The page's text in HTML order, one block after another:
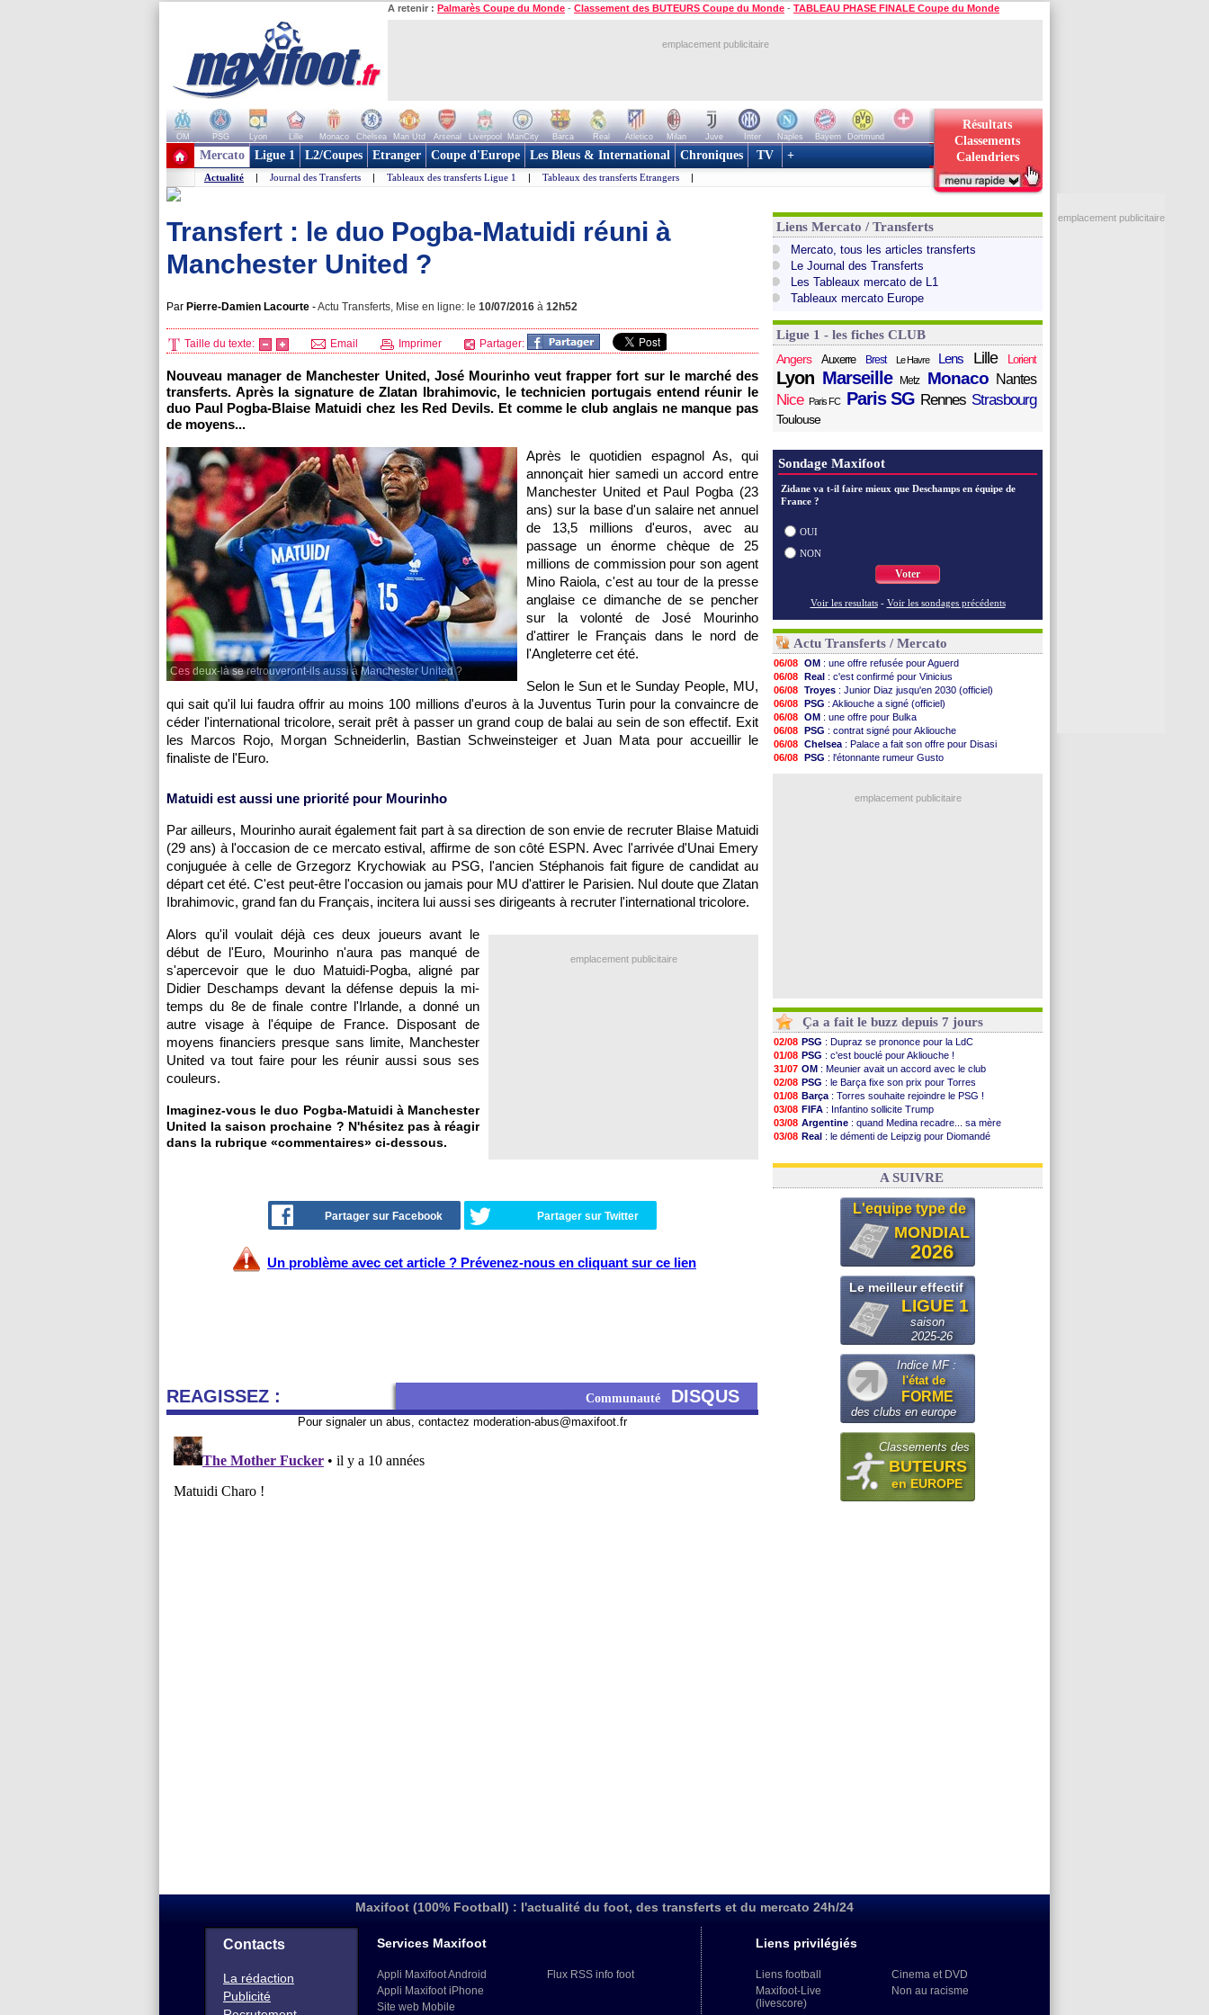
A retenir : Palmarès Coupe du Monde - Classement des BUTEURS Coupe du Monde - TABLEAU PHASE FINALE Coupe du Monde
emplacement publicitaire
OM PSG Lyon Lille Monaco Chelsea Man Utd Arsenal Liverpool ManCity Barca Real Atletico Milan Juve Inter Naples Bayern
Dortmund
+ de clubs
Résultats
Classements
Calendriers
Mercato Ligue 1 L2/Coupes Etranger Coupe d'Europe Les Bleus & International Chroniques TV +
Actualité | Journal des Transferts | Tableaux des transferts Ligue 1 | Tableaux des transferts Etrangers |
Transfert : le duo Pogba-Matuidi réuni à
Manchester United ?
Par Pierre-Damien Lacourte -Actu Transferts, Mise en ligne: le 10/07/2016 à 12h52
Taille du texte: Email Imprimer Partager:
Nouveau manager de Manchester United, José Mourinho veut frapper fort sur le marché des
transferts. Après la signature de Zlatan Ibrahimovic, le technicien portugais entend réunir le
duo Paul Pogba-Blaise Matuidi chez les Red Devils. Et comme le club anglais ne manque pas
de moyens...
Ces deux-là se retrouveront-ils aussi à Manchester United ?
Après le quotidien espagnol As, qui
annonçait hier samedi un accord entre
Manchester United et Paul Pogba (23
ans) sur la base d'un salaire net annuel
de 13,5 millions d'euros, avec au
passage un énorme chèque de 25
millions de commission pour son agent
Mino Raiola, c'est au tour de la presse
anglaise ce dimanche de se pencher
sur la volonté de José Mourinho
d'attirer le Français dans le nord de
l'Angleterre cet été.
Selon le Sun et le Sunday People, MU,
qui sait qu'il lui faudra offrir au moins 100 millions d'euros à la Juventus Turin pour la convaincre de
céder l'international tricolore, serait prêt à passer un grand coup de balai au sein de son effectif. Exit
les Marcos Rojo, Morgan Schneiderlin, Bastian Schweinsteiger et Juan Mata pour accueillir le
finaliste de l'Euro.
Matuidi est aussi une priorité pour Mourinho
Par ailleurs, Mourinho aurait également fait part à sa direction de son envie de recruter Blaise Matuidi
(29 ans) à l'occasion de ce mercato estival, affirme de son côté ESPN. Avec l'arrivée d'Unai Emery
conjuguée à celle de Grzegorz Krychowiak au PSG, l'ancien Stéphanois fait figure de candidat au
départ cet été. C'est peut-être l'occasion ou jamais pour MU d'attirer le Parisien. Nul doute que Zlatan
Ibrahimovic, grand fan du Français, incitera lui aussi ses dirigeants à recruter l'international tricolore.
emplacement publicitaire
Alors qu'il voulait déjà ces deux joueurs avant le
début de l'Euro, Mourinho n'aura pas manqué de
s'apercevoir que le duo Matuidi-Pogba, aligné par
Didier Deschamps devant la défense depuis la mi-
temps du 8e de finale contre l'Irlande, a donné un
autre visage à l'équipe de France. Disposant de
moyens financiers presque sans limite, Manchester
United va tout faire pour les réunir aussi sous ses
couleurs.
Imaginez-vous le duo Pogba-Matuidi à Manchester
United la saison prochaine ? N'hésitez pas à réagir
dans la rubrique «commentaires» ci-dessous.
Partager sur Facebook Partager sur Twitter
Un problème avec cet article ? Prévenez-nous en cliquant sur ce lien
REAGISSEZ : Communauté DISQUS
Pour signaler un abus, contactez moderation-abus@maxifoot.fr
Liens Mercato / Transferts
Mercato, tous les articles transferts
Le Journal des Transferts
Les Tableaux mercato de L1
Tableaux mercato Europe
Ligue 1 - les fiches CLUB
Angers
Auxerre Brest Le Havre Lens Lille Lorient
Lyon Marseille Metz Monaco Nantes
Nice Paris FC Paris SG Rennes Strasbourg
Toulouse
Sondage Maxifoot
Zidane va t-il faire mieux que Deschamps en équipe de
France ?
OUI
NON
Voter
Voir les resultats - Voir les sondages précédents
Actu Transferts / Mercato
06/08 OM : une offre refusée pour Aguerd
06/08 Real : c'est confirmé pour Vinicius
06/08 Troyes : Junior Diaz jusqu'en 2030 (officiel)
06/08 PSG : Akliouche a signé (officiel)
06/08 OM : une offre pour Bulka
06/08 PSG : contrat signé pour Akliouche
06/08 Chelsea : Palace a fait son offre pour Disasi
06/08 PSG : l'étonnante rumeur Gusto
: Medina vers Leverkusen pour 25 M€
emplacement publicitaire
Ça a fait le buzz depuis 7 jours
02/08 PSG : Dupraz se prononce pour la LdC
01/08 PSG : c'est bouclé pour Akliouche !
31/07 OM : Meunier avait un accord avec le club
02/08 PSG : le Barça fixe son prix pour Torres
01/08 Barça : Torres souhaite rejoindre le PSG !
03/08 FIFA : Infantino sollicite Trump
03/08 Argentine : quand Medina recadre... sa mère
03/08 Real : le démenti de Leipzig pour Diomandé
31/07 FIFA: le conseiller d'Infantino démissionne !
A SUIVRE
L'equipe type de
MONDIAL
2026
Le meilleur effectif
LIGUE 1
saison
2025-26
Indice MF :
l'état de
FORME
des clubs en europe
Classements des
BUTEURS
en EUROPE
emplacement publicitaire
Maxifoot (100% Football) : l'actualité du foot, des transferts et du mercato 24h/24
Contacts
La rédaction
Publicité
Services Maxifoot
Appli Maxifoot Android
Appli Maxifoot iPhone
Site web Mobile
Flux RSS info foot
Liens privilégiés
Liens football
Maxifoot-Live
(livescore)
Cinema et DVD
Non au racisme